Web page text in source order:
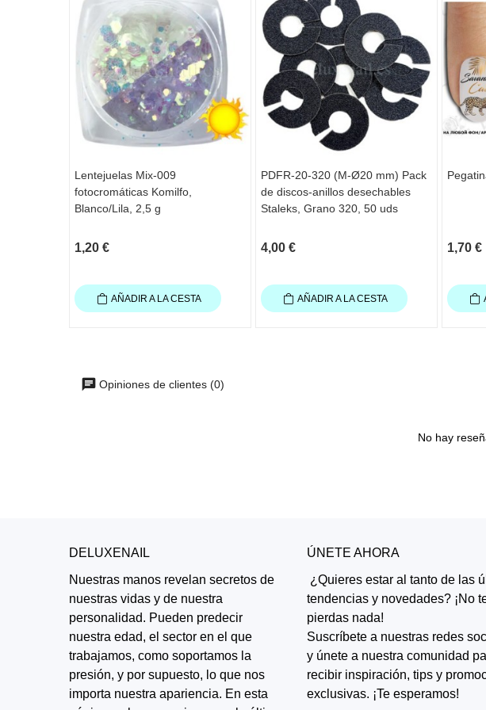
Lentejuelas Mix-009
fotocromáticas Komilfo,
Blanco/Lila, 2,5 g
1,20 €
AÑADIR A LA CESTA
PDFR-20-320 (M-Ø20 mm) Pack
de discos-anillos desechables
Staleks, Grano 320, 50 uds
4,00 €
AÑADIR A LA CESTA
1,70 €
Opiniones de clientes (0)
No hay
DELUXENAIL
Nuestras manos revelan secretos de
nuestras vidas y de nuestra
personalidad. Pueden predecir
nuestra edad, el sector en el que
trabajamos, como soportamos la
presión, y por supuesto, lo que nos
importa nuestra apariencia. En esta
ÚNETE AHORA
¿Quieres estar al tanto de las
tendencias y novedades? ¡No
pierdas nada!
Suscríbete a nuestras redes
y únete a nuestra comunidad
recibir inspiración, tips y
exclusivas. ¡Te esperamos!